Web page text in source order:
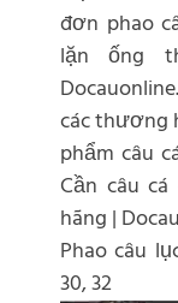
đơn phao
lặn ống
các thương
phẩm câu
Cần câu
hãng |
Phao câu
30, 32